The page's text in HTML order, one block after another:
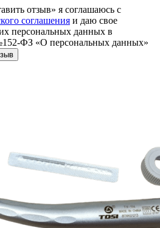
отзыв» я соглашаюсь с
соглашения и даю свое
персональных данных в
ФЗ «О персональных данных»